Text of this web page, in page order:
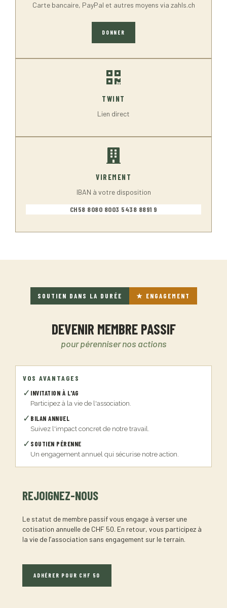
Carte bancaire, PayPal et autres moyens via zahls.ch
DONNER
TWINT
Lien direct
VIREMENT
IBAN à votre disposition
CH58 8080 8003 5438 8891 9
SOUTIEN DANS LA DURÉE ★ ENGAGEMENT
DEVENIR MEMBRE PASSIF
pour pérenniser nos actions
VOS AVANTAGES
✓ INVITATION À L'AG
Participez à la vie de l'association.
✓ BILAN ANNUEL
Suivez l'impact concret de notre travail.
✓ SOUTIEN PÉRENNE
Un engagement annuel qui sécurise notre action.
REJOIGNEZ-NOUS
Le statut de membre passif vous engage à verser une
cotisation annuelle de CHF 50. En retour, vous participez à
la vie de l’association sans engagement sur le terrain.
ADHÉRER POUR CHF 50